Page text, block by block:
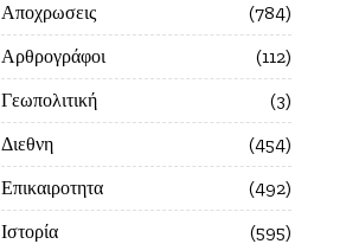
Αποχρωσεις
784
Αρθρογράφοι
112
Γεωπολιτική
3
Διεθνη
454
Επικαιροτητα
492
Ιστορία
595